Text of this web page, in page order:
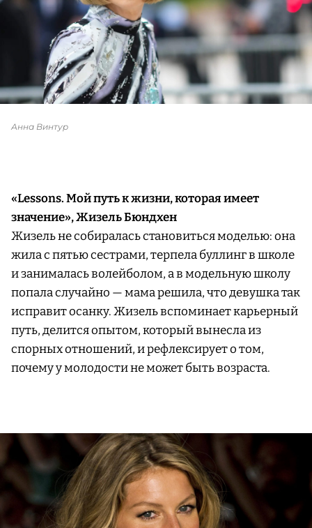
Анна Винтур
«Lessons. Мой путь к жизни, которая имеет
значение», Жизель Бюндхен
Жизель не собиралась становиться моделью: она
жила с пятью сестрами, терпела буллинг в школе
и занималась волейболом, а в модельную школу
попала случайно — мама решила, что девушка так
исправит осанку. Жизель вспоминает карьерный
путь, делится опытом, который вынесла из
спорных отношений, и рефлексирует о том,
почему у молодости не может быть возраста.